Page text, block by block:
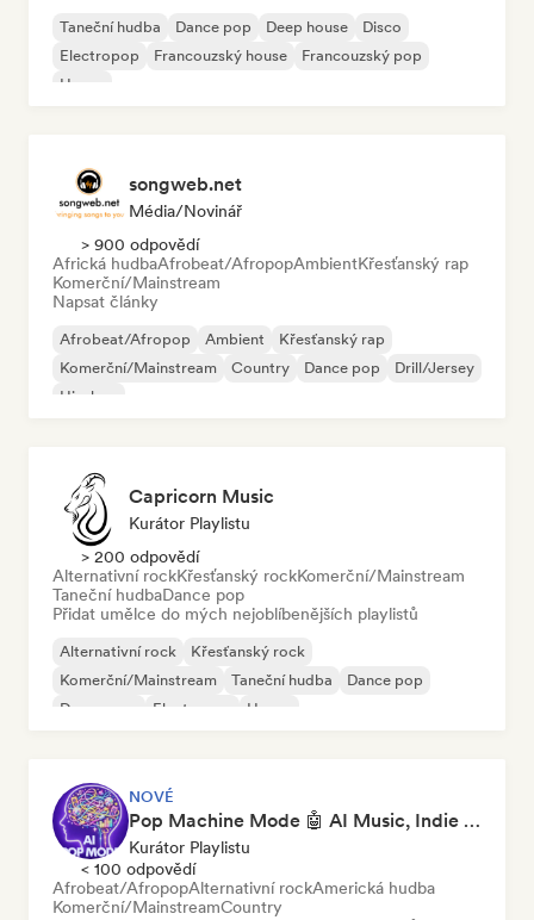
Taneční hudba Dance pop Deep house
Disco
Electropop
Francouzský house
Francouzský pop
House
songweb.net
Média/novinář
> 900 odpovědí
Africká hudbaAfrobeat/AfropopAmbientKřesťanský rap
Komerční/Mainstream
Napsat články
Afrobeat/Afropop Ambient
Křesťanský rap
Komerční/Mainstream
Country Dance pop
Drill/Jersey
Hip-hop
Capricorn Music
Kurátor Playlistu
> 200 odpovědí
Alternativní rockKřesťanský rockKomerční/Mainstream
Taneční hudbaDance pop
Přidat umělce do mých nejoblíbenějších playlistů
Alternativní rock
Křesťanský rock
Komerční/Mainstream
Taneční hudba
Dance pop
Dream pop
Electropop House
NOVÉ
Pop Machine Mode 🤖 AI Music, Indie Pop & Dream Pop
Kurátor Playlistu
< 100 odpovědí
Afrobeat/AfropopAlternativní rockAmerická hudba
Komerční/MainstreamCountry